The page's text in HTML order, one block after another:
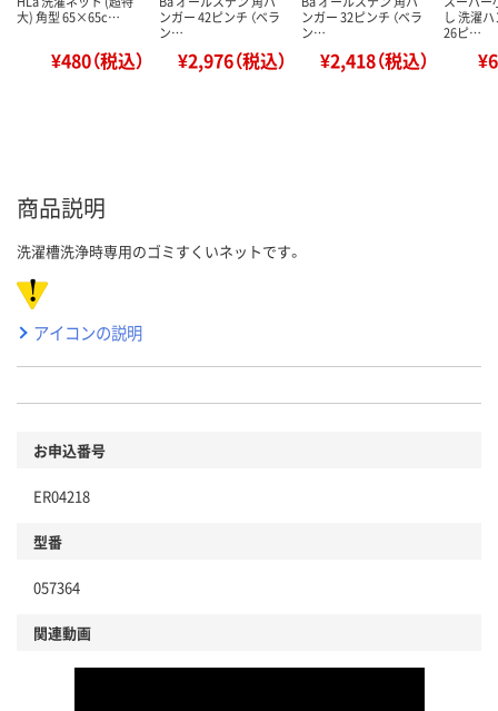
大) 角型 65×65c…
¥480（税込）
ンガー 42ピンチ （ベラ
ン…
¥2,976（税込）
ンガー 32ピンチ （ベラ
ン…
¥2,418（税込）
し 洗濯
26ピ…
商品説明
洗濯槽洗浄時専用のゴミすくいネットです。
アイコンの説明
お申込番号
ER04218
型番
057364
関連動画